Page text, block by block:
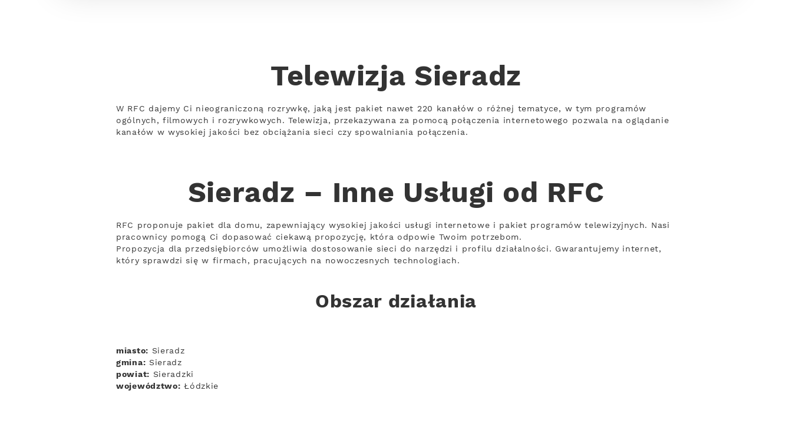
Telewizja Sieradz
W RFC dajemy Ci nieograniczoną rozrywkę, jaką jest pakiet nawet 220 kanałów o różnej tematyce, w tym programów
ogólnych, filmowych i rozrywkowych. Telewizja, przekazywana za pomocą połączenia internetowego pozwala na oglądanie
kanałów w wysokiej jakości bez obciążania sieci czy spowalniania połączenia.
Sieradz – Inne Usługi od RFC
RFC proponuje pakiet dla domu, zapewniający wysokiej jakości usługi internetowe i pakiet programów telewizyjnych. Nasi
pracownicy pomogą Ci dopasować ciekawą propozycję, która odpowie Twoim potrzebom.
Propozycja dla przedsiębiorców umożliwia dostosowanie sieci do narzędzi i profilu działalności. Gwarantujemy internet,
który sprawdzi się w firmach, pracujących na nowoczesnych technologiach.
Obszar działania
miasto: Sieradz
gmina: Sieradz
powiat: Sieradzki
województwo: Łódzkie